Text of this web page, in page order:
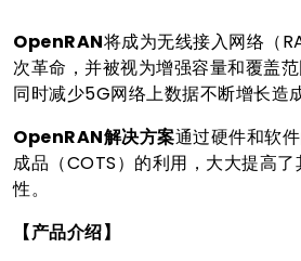
OpenRAN将成为无线接入网络（
次革命，并被视为增强容量和覆盖
同时减少5G网络上数据不断增长造
OpenRAN解决方案通过硬件和软
成品（COTS）的利用，大大提高
性。
【产品介绍】